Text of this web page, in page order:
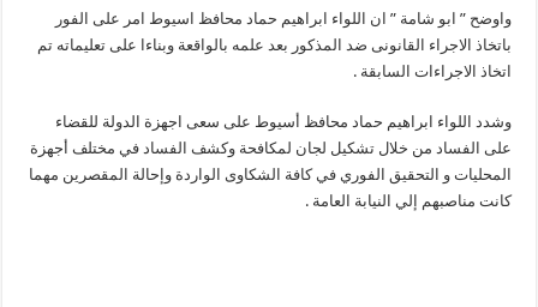
واوضح ” ابو شامة ” ان اللواء ابراهيم حماد محافظ اسيوط امر على الفور
باتخاذ الاجراء القانونى ضد المذكور بعد علمه بالواقعة وبناءا على تعليماته تم
اتخاذ الاجراءات السابقة .
وشدد اللواء ابراهيم حماد محافظ أسيوط على سعى اجهزة الدولة للقضاء
على الفساد من خلال تشكيل لجان لمكافحة وكشف الفساد في مختلف أجهزة
المحليات و التحقيق الفوري في كافة الشكاوى الواردة وإحالة المقصرين مهما
كانت مناصبهم إلي النيابة العامة .